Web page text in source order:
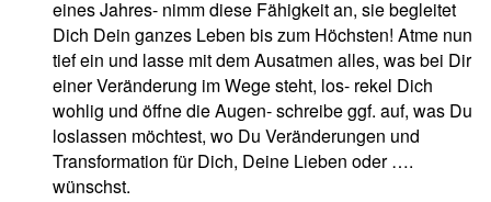
eines Jahres- nimm diese Fähigkeit an, sie begleitet
Dich Dein ganzes Leben bis zum Höchsten! Atme nun
tief ein und lasse mit dem Ausatmen alles, was bei Dir
einer Veränderung im Wege steht, los- rekel Dich
wohlig und öffne die Augen- schreibe ggf. auf, was Du
loslassen möchtest, wo Du Veränderungen und
Transformation für Dich, Deine Lieben oder ….
wünschst.